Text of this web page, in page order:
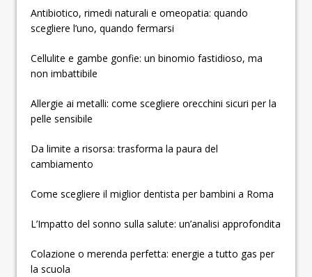
Antibiotico, rimedi naturali e omeopatia: quando
scegliere l’uno, quando fermarsi
Cellulite e gambe gonfie: un binomio fastidioso, ma
non imbattibile
Allergie ai metalli: come scegliere orecchini sicuri per la
pelle sensibile
Da limite a risorsa: trasforma la paura del
cambiamento
Come scegliere il miglior dentista per bambini a Roma
L’Impatto del sonno sulla salute: un’analisi approfondita
Colazione o merenda perfetta: energie a tutto gas per
la scuola